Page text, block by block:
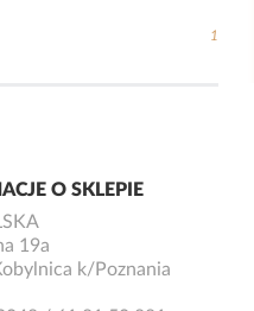
1
O SKLEPIE
19a
k/Poznania